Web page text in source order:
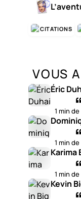
CITATIONS
VOUS
Éric
1 min
1 min
Karima
1 min
Kevin